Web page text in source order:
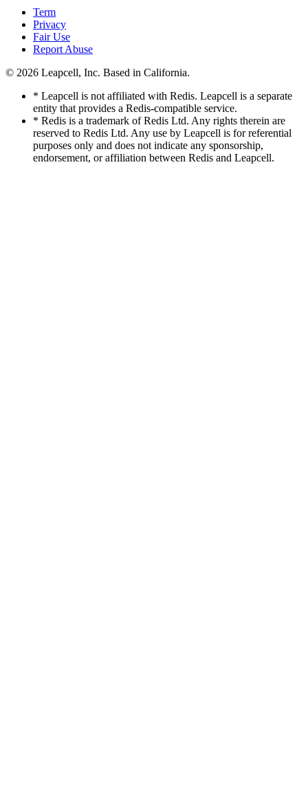
Term
Privacy
Fair Use
Report Abuse
© 2026 Leapcell, Inc. Based in California.
* Leapcell is not affiliated with Redis. Leapcell is a separate
entity that provides a Redis-compatible service.
* Redis is a trademark of Redis Ltd. Any rights therein are
reserved to Redis Ltd. Any use by Leapcell is for referential
purposes only and does not indicate any sponsorship,
endorsement, or affiliation between Redis and Leapcell.